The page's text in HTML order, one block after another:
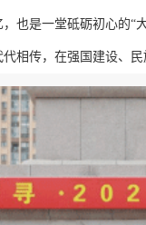
也是一堂砥砺初心的
相传，在强国建设、